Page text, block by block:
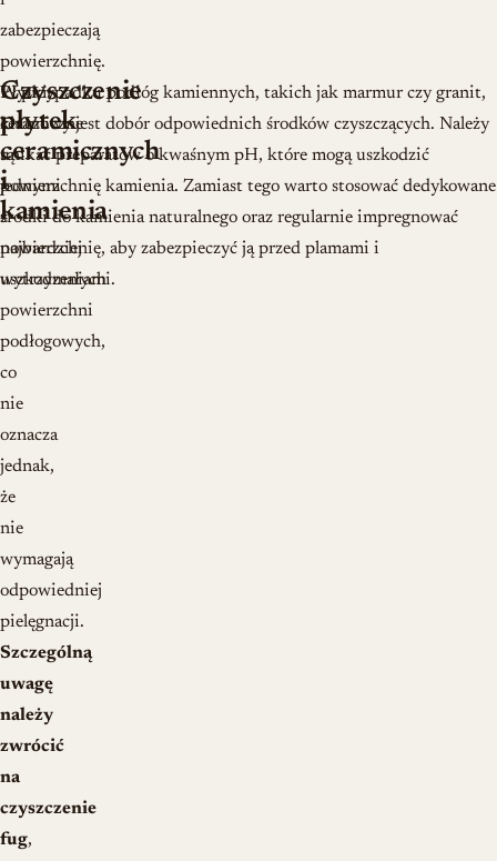
zabezpieczają
powierzchnię.
Czyszczenie
płytek
ceramicznych
i
kamienia
Płytki
ceramiczne
są
jednymi
z
najbardziej
wytrzymałych
powierzchni
podłogowych,
co
nie
oznacza
jednak,
że
nie
wymagają
odpowiedniej
pielęgnacji.
Szczególną
uwagę
należy
zwrócić
na
czyszczenie
fug,
W przypadku podłóg kamiennych, takich jak marmur czy granit,
kluczowy jest dobór odpowiednich środków czyszczących. Należy
unikać preparatów o kwaśnym pH, które mogą uszkodzić
powierzchnię kamienia. Zamiast tego warto stosować dedykowane
środki do kamienia naturalnego oraz regularnie impregnować
powierzchnię, aby zabezpieczyć ją przed plamami i
uszkodzeniami.